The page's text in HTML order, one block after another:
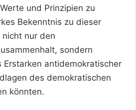
und Prinzipien zu
Bekenntnis zu dieser
nur den
sondern
antidemokratischer
des demokratischen
könnten.